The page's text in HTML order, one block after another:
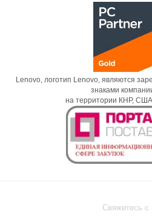
Lenovo, логотип Lenovo, являются
знаками
на территории КНР, США
Свяжитесь с